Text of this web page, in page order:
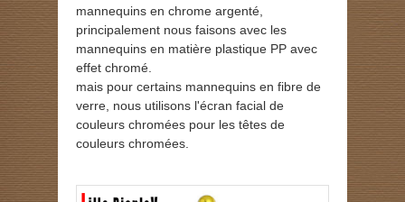
mannequins en chrome argenté,
principalement nous faisons avec les
mannequins en matière plastique PP avec
effet chromé.
mais pour certains mannequins en fibre de
verre, nous utilisons l'écran facial de
couleurs chromées pour les têtes de
couleurs chromées.